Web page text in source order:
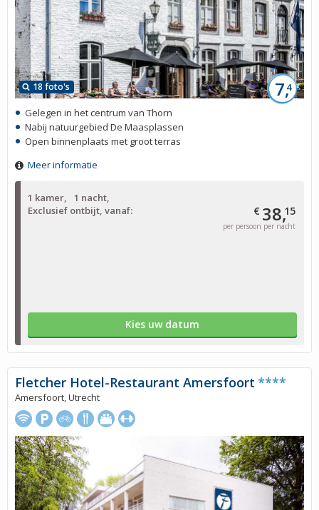
1 kamer
1 nacht
Exclusief ontbijt, vanaf:
€ 38,15
per persoon per nacht
Kies uw datum
18 foto's 7,4
Gelegen in het centrum van Thorn
Nabij natuurgebied De Maasplassen
Open binnenplaats met groot terras
Meer informatie
Fletcher Hotel-Restaurant Amersfoort ****
Amersfoort, Utrecht